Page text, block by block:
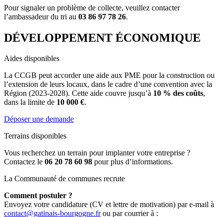
Pour signaler un problème de collecte, veuillez contacter
l’ambassadeur du tri au 03 86 97 78 26.
DÉVELOPPEMENT ÉCONOMIQUE
Aides disponibles
La CCGB peut accorder une aide aux PME pour la construction ou
l’extension de leurs locaux, dans le cadre d’une convention avec la
Région (2023-2028). Cette aide couvre jusqu’à 10 % des coûts,
dans la limite de 10 000 €.
Déposer une demande
Terrains disponibles
Vous recherchez un terrain pour implanter votre entreprise ?
Contactez le 06 20 78 60 98 pour plus d’informations.
La Communauté de communes recrute
Comment postuler ?
Envoyez votre candidature (CV et lettre de motivation) par e-mail à
contact@gatinais-bourgogne.frou par courrier à :